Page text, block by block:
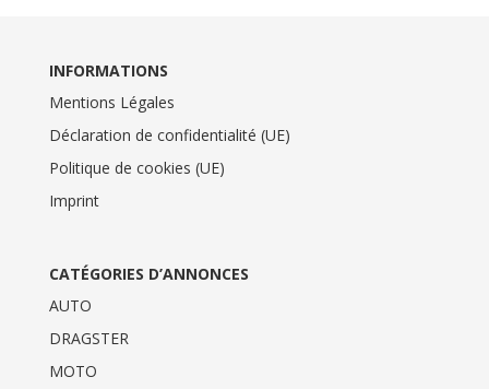
INFORMATIONS
Mentions Légales
Déclaration de confidentialité (UE)
Politique de cookies (UE)
Imprint
CATÉGORIES D’ANNONCES
AUTO
DRAGSTER
MOTO